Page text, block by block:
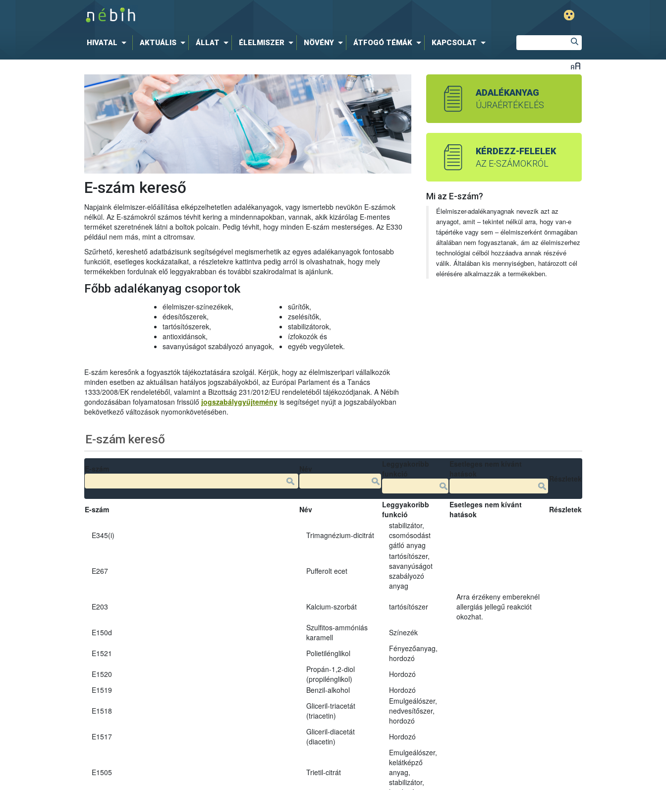
HIVATAL AKTUÁLIS ÁLLAT ÉLELMISZER NÖVÉNY ÁTFOGÓ TÉMÁK KAPCSOLAT
E-szám kereső
Napjaink élelmiszer-előállítása elképzelhetetlen adalékanyagok, vagy ismertebb nevükön E-számok
nélkül. Az E-számokról számos tévhit kering a mindennapokban, vannak, akik kizárólag E-mentes
terméket szeretnének látni a boltok polcain. Pedig tévhit, hogy minden E-szám mesterséges. Az E330
például nem más, mint a citromsav.
Szűrhető, kereshető adatbázisunk segítségével megismerhetik az egyes adalékanyagok fontosabb
funkcióit, esetleges kockázataikat, a részletekre kattintva pedig arról is olvashatnak, hogy mely
termékekben fordulnak elő leggyakrabban és további szakirodalmat is ajánlunk.
Főbb adalékanyag csoportok
élelmiszer-színezékek,
édesítőszerek,
tartósítószerek,
antioxidánsok,
savanyúságot szabályozó anyagok,
sűrítők,
zselésítők,
stabilizátorok,
ízfokozók és
egyéb vegyületek.
E-szám keresőnk a fogyasztók tájékoztatására szolgál. Kérjük, hogy az élelmiszeripari vállalkozók
minden esetben az aktuálisan hatályos jogszabályokból, az Európai Parlament és a Tanács
1333/2008/EK rendeletéből, valamint a Bizottság 231/2012/EU rendeletéből tájékozódjanak. A Nébih
gondozásában folyamatosan frissülő jogszabálygyűjteményis segítséget nyújt a jogszabályokban
bekövetkező változások nyomonkövetésében.
ADALÉKANYAG
ÚJRAÉRTÉKELÉS
KÉRDEZZ-FELELEK
AZ E-SZÁMOKRÓL
Mi az E-szám?
Élelmiszer-adalékanyagnak nevezik azt az
anyagot, amit – tekintet nélkül arra, hogy van-e
tápértéke vagy sem – élelmiszerként önmagában
általában nem fogyasztanak, ám az élelmiszerhez
technológiai célból hozzáadva annak részévé
válik. Általában kis mennyiségben, határozott cél
elérésére alkalmazzák a termékekben.
E-szám kereső
E-szám Név
Leggyakoribb
funkció
Esetleges nem kívánt
hatások
Részletek
E345(i) Trimagnézium-dicitrát
stabilizátor,
csomósodást
gátló anyag
E267 Pufferolt ecet
tartósítószer,
savanyúságot
szabályozó
anyag
E203 Kalcium-szorbát tartósítószer
Arra érzékeny embereknél
allergiás jellegű reakciót
okozhat.
E150d
Szulfitos-ammóniás
karamell
Színezék
E1521 Polietilénglikol
Fényezőanyag,
hordozó
E1520
Propán-1,2-diol
(propilénglikol)
Hordozó
E1519
Benzil-alkohol Hordozó
E1518
Gliceril-triacetát
(triacetin)
Emulgeálószer,
nedvesítőszer,
hordozó
E1517
Gliceril-diacetát
(diacetin)
Hordozó
E1505 Trietil-citrát
Emulgeálószer,
kelátképző
anyag,
stabilizátor,